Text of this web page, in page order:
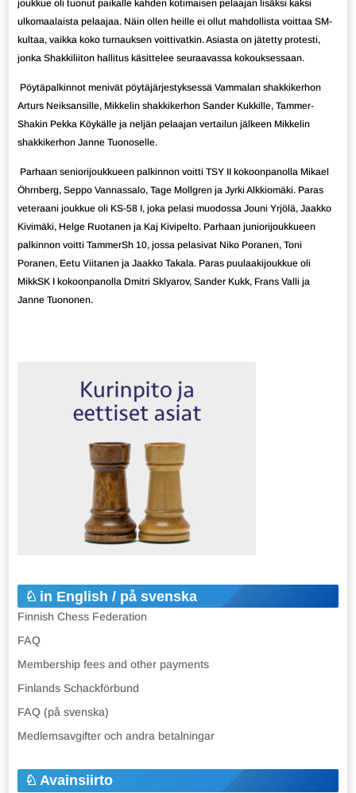
joukkue oli tuonut paikalle kahden kotimaisen pelaajan lisäksi kaksi
ulkomaalaista pelaajaa. Näin ollen heille ei ollut mahdollista voittaa SM-
kultaa, vaikka koko turnauksen voittivatkin. Asiasta on jätetty protesti,
jonka Shakkiliiton hallitus käsittelee seuraavassa kokouksessaan.
Pöytäpalkinnot menivät pöytäjärjestyksessä Vammalan shakkikerhon
Arturs Neiksansille, Mikkelin shakkikerhon Sander Kukkille, Tammer-
Shakin Pekka Köykälle ja neljän pelaajan vertailun jälkeen Mikkelin
shakkikerhon Janne Tuonoselle.
Parhaan seniorijoukkueen palkinnon voitti TSY II kokoonpanolla Mikael
Öhrnberg, Seppo Vannassalo, Tage Mollgren ja Jyrki Alkkiomäki. Paras
veteraani joukkue oli KS-58 I, joka pelasi muodossa Jouni Yrjölä, Jaakko
Kivimäki, Helge Ruotanen ja Kaj Kivipelto. Parhaan juniorijoukkueen
palkinnon voitti TammerSh 10, jossa pelasivat Niko Poranen, Toni
Poranen, Eetu Viitanen ja Jaakko Takala. Paras puulaakijoukkue oli
MikkSK I kokoonpanolla Dmitri Sklyarov, Sander Kukk, Frans Valli ja
Janne Tuononen.
in English / på svenska
Finnish Chess Federation
FAQ
Membership fees and other payments
Finlands Schackförbund
FAQ (på svenska)
Medlemsavgifter och andra betalningar
Avainsiirto